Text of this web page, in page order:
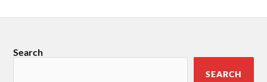
Search
SEARCH